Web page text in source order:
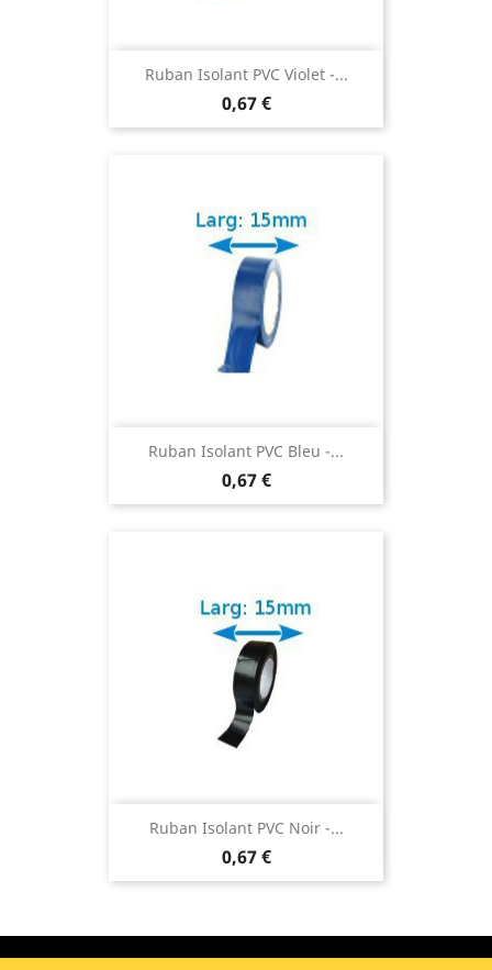
Ruban Isolant PVC Violet -...
0,67 €
Ruban Isolant PVC Bleu -...
0,67 €
Ruban Isolant PVC Noir -...
0,67 €